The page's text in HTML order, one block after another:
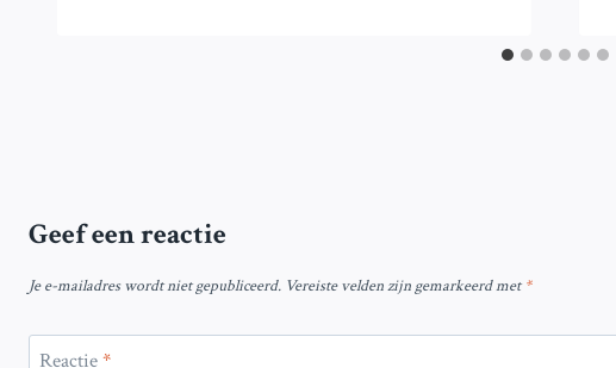
Geef een reactie
Je e-mailadres wordt niet gepubliceerd. Vereiste velden zijn gemarkeerd met*
Reactie*